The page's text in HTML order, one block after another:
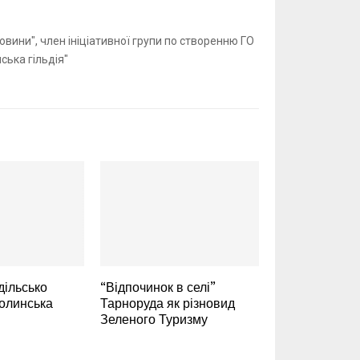
член ініціативної групи по створенню ГО
гільдія"
“Відпочинок в селі”
Тарноруда як різновид
Зеленого Туризму